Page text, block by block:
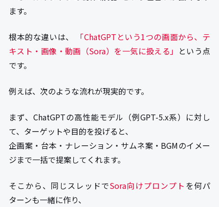
ます。
根本的な違いは、
「ChatGPTという1つの画面から、テ
キスト・画像・動画（Sora）を一気に扱える」 という点
です。
例えば、次のような流れが現実的です。
まず、ChatGPTの高性能モデル（例GPT-5.x系）に対し
て、ターゲットや目的を投げると、
企画案・台本・ナレーション・サムネ案・BGMのイメー
ジまで一括で提案してくれます。
そこから、同じスレッドでSora向けプロンプト を何パ
ターンも一緒に作り、